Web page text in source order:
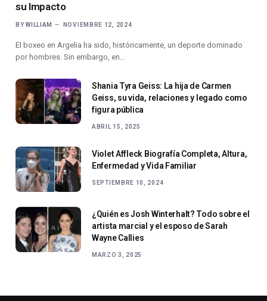
su Impacto
BY WILLIAM NOVIEMBRE 12, 2024
El boxeo en Argelia ha sido, históricamente, un deporte dominado
por hombres. Sin embargo, en…
Shania Tyra Geiss: La hija de Carmen
Geiss, su vida, relaciones y legado como
figura pública
ABRIL 15, 2025
Violet Affleck Biografía Completa, Altura,
Enfermedad y Vida Familiar
SEPTIEMBRE 10, 2024
¿Quién es Josh Winterhalt? Todo sobre el
artista marcial y el esposo de Sarah
Wayne Callies
MARZO 3, 2025